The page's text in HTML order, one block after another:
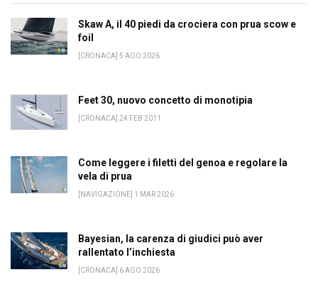
Skaw A, il 40 piedi da crociera con prua scow e
foil
[CRONACA] 5 AGO 2026
Feet 30, nuovo concetto di monotipia
[CRONACA] 24 FEB 2011
Come leggere i filetti del genoa e regolare la
vela di prua
[NAVIGAZIONE] 1 MAR 2026
Bayesian, la carenza di giudici può aver
rallentato l’inchiesta
[CRONACA] 6 AGO 2026